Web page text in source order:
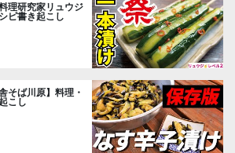
理研究家リュウジ
ピ書き起こし
そば川原】料理・
こし